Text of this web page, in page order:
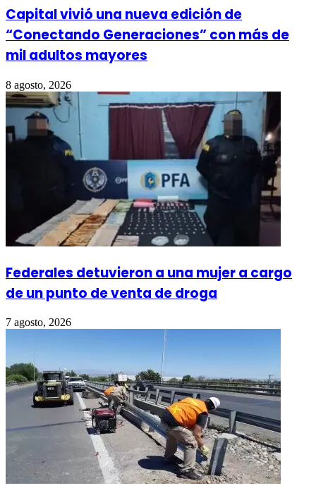
Capital vivió una nueva edición de
“Conectando Generaciones” con más de
mil adultos mayores
8 agosto, 2026
Federales detuvieron a una mujer a cargo
de un punto de venta de droga
7 agosto, 2026